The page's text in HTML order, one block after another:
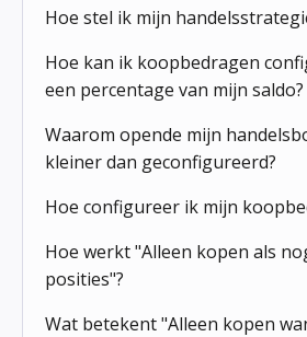
Hoe stel ik mijn
Hoe kan ik koopbedragen
een percentage van mijn saldo?
Waarom opende mijn
kleiner dan geconfigureerd?
Hoe configureer ik mijn
Hoe werkt "Alleen kopen als
posities"?
Wat betekent "Alleen kopen